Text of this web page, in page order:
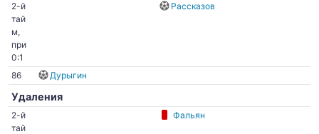
2-й
тай
м,
при
0:1
Рассказов
86 Дурыгин
Удаления
2-й
тай
Фальян